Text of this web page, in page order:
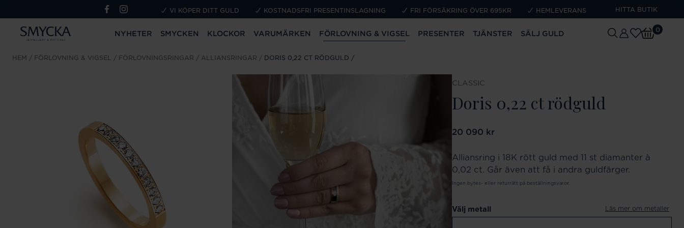
VI KÖPER DITT GULD KOSTNADSFRI PRESENTINSLAGNING FRI FÖRSÄKRING ÖVER 695KR HEMLEVERANS HITTA BUTIK
NYHETER SMYCKEN KLOCKOR VARUMÄRKEN FÖRLOVNING & VIGSEL PRESENTER TJÄNSTER SÄLJ GULD 0
HEM FÖRLOVNING & VIGSEL FÖRLOVNINGSRINGAR ALLIANSRINGAR DORIS 0,22 CT RÖDGULD
CLASSIC
Doris 0,22 ct rödguld
Pris:20 090 kr
20 090 kr
Alliansring i 18K rött guld med 11 st diamanter à
0,02 ct. Går även att få i andra guldfärger.
Ingen bytes- eller returrätt på beställningsvaror.
Välj metall Läs mer om metaller